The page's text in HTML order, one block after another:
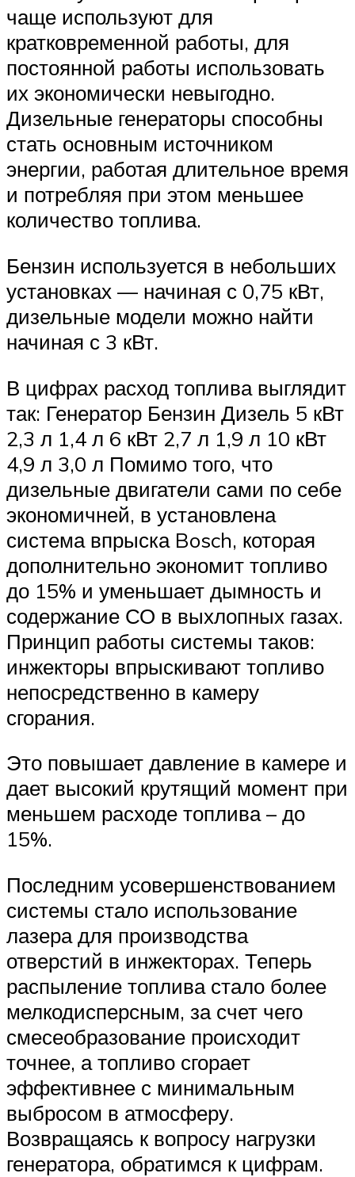
чаще используют для
кратковременной работы, для
постоянной работы использовать
их экономически невыгодно.
Дизельные генераторы способны
стать основным источником
энергии, работая длительное время
и потребляя при этом меньшее
количество топлива.
Бензин используется в небольших
установках — начиная с 0,75 кВт,
дизельные модели можно найти
начиная с 3 кВт.
В цифрах расход топлива выглядит
так: Генератор Бензин Дизель 5 кВт
2,3 л 1,4 л 6 кВт 2,7 л 1,9 л 10 кВт
4,9 л 3,0 л Помимо того, что
дизельные двигатели сами по себе
экономичней, в установлена
система впрыска Bosch, которая
дополнительно экономит топливо
до 15% и уменьшает дымность и
содержание СО в выхлопных газах.
Принцип работы системы таков:
инжекторы впрыскивают топливо
непосредственно в камеру
сгорания.
Это повышает давление в камере и
дает высокий крутящий момент при
меньшем расходе топлива – до
15%.
Последним усовершенствованием
системы стало использование
лазера для производства
отверстий в инжекторах. Теперь
распыление топлива стало более
мелкодисперсным, за счет чего
смесеобразование происходит
точнее, а топливо сгорает
эффективнее с минимальным
выбросом в атмосферу.
Возвращаясь к вопросу нагрузки
генератора, обратимся к цифрам.